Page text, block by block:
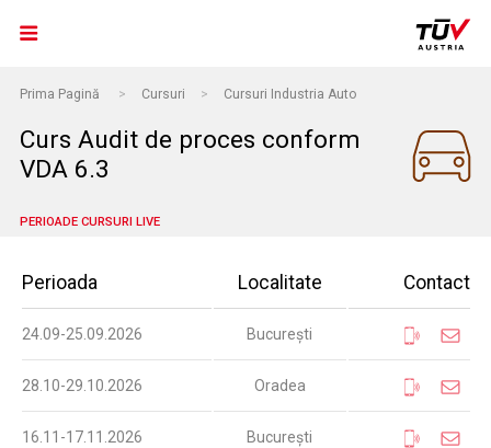
Prima Pagină > Cursuri > Cursuri Industria Auto
Curs Audit de proces conform
VDA 6.3
PERIOADE CURSURI LIVE
Perioada Localitate Contact
24.09-25.09.2026 București
28.10-29.10.2026 Oradea
16.11-17.11.2026 București